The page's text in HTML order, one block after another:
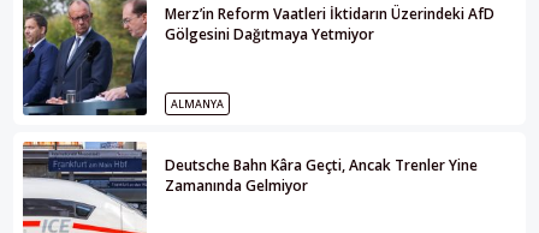
Merz’in Reform Vaatleri İktidarın Üzerindeki AfD
Gölgesini Dağıtmaya Yetmiyor
ALMANYA
Deutsche Bahn Kâra Geçti, Ancak Trenler Yine
Zamanında Gelmiyor